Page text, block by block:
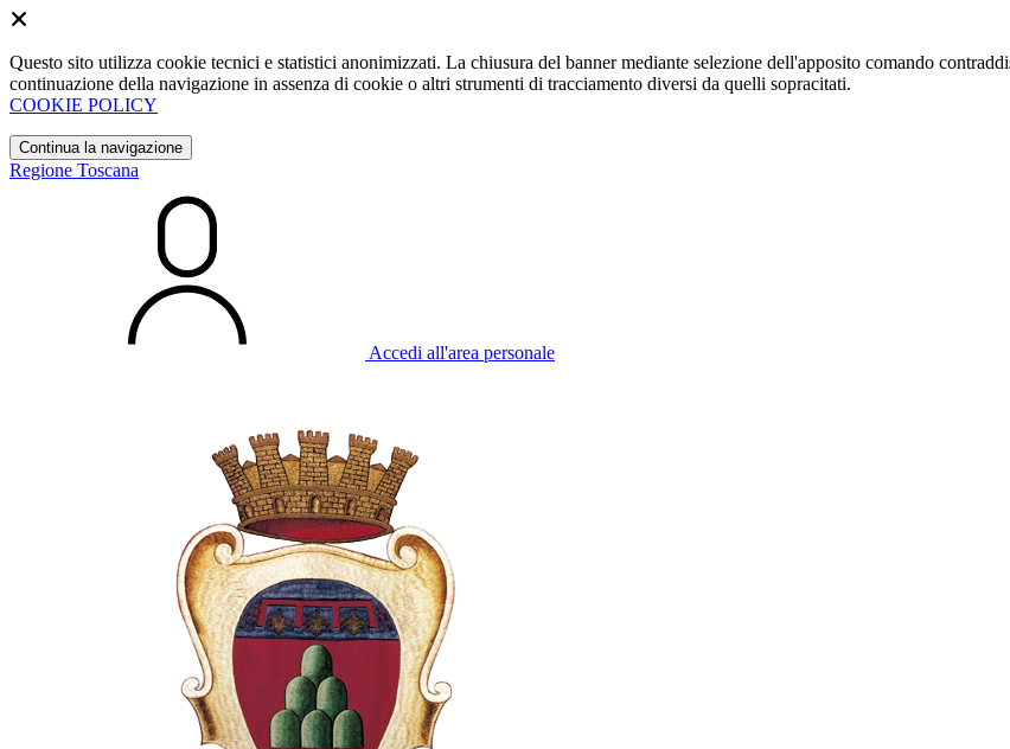
Questo sito utilizza cookie tecnici e statistici anonimizzati. La chiusura del banner mediante selezione dell'apposito comando
continuazione della navigazione in assenza di cookie o altri strumenti di tracciamento diversi da quelli sopracitati.
COOKIE POLICY
Continua la navigazione
Regione Toscana
Accedi all'area personale